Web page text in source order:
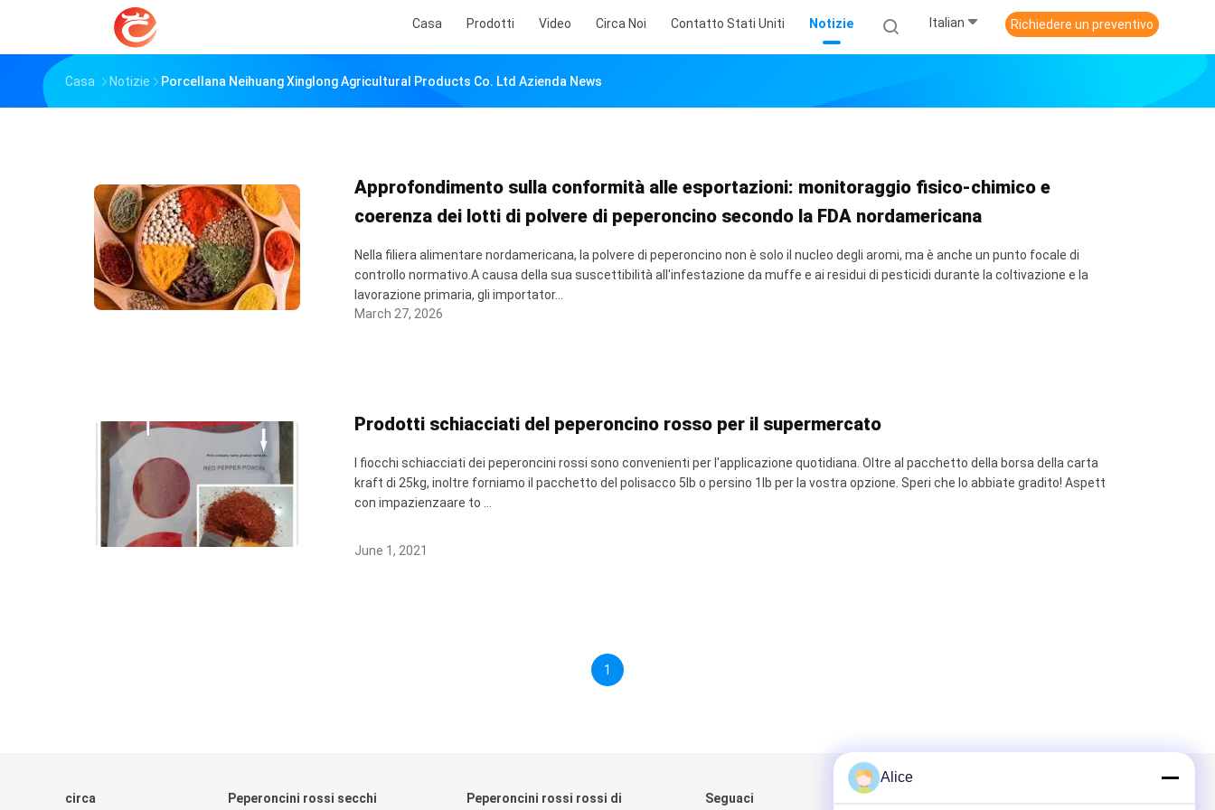
Casa Prodotti Video Circa Noi Contatto Stati Uniti Notizie Italian Richiedere un preventivo
Casa Notizie Porcellana Neihuang Xinglong Agricultural Products Co. Ltd Azienda News
Approfondimento sulla conformità alle esportazioni: monitoraggio fisico-chimico e
coerenza dei lotti di polvere di peperoncino secondo la FDA nordamericana
Nella filiera alimentare nordamericana, la polvere di peperoncino non è solo il nucleo degli aromi, ma è anche un punto focale di
controllo normativo.A causa della sua suscettibilità all'infestazione da muffe e ai residui di pesticidi durante la coltivazione e la
lavorazione primaria, gli importator...
March 27, 2026
Prodotti schiacciati del peperoncino rosso per il supermercato
I fiocchi schiacciati dei peperoncini rossi sono convenienti per l'applicazione quotidiana. Oltre al pacchetto della borsa della carta
kraft di 25kg, inoltre forniamo il pacchetto del polisacco 5lb o persino 1lb per la vostra opzione. Speri che lo abbiate gradito! Aspett
con impazienzaare to ...
June 1, 2021
1
circa Peperoncini rossi secchi Peperoncini rossi rossi di Seguaci
Alice